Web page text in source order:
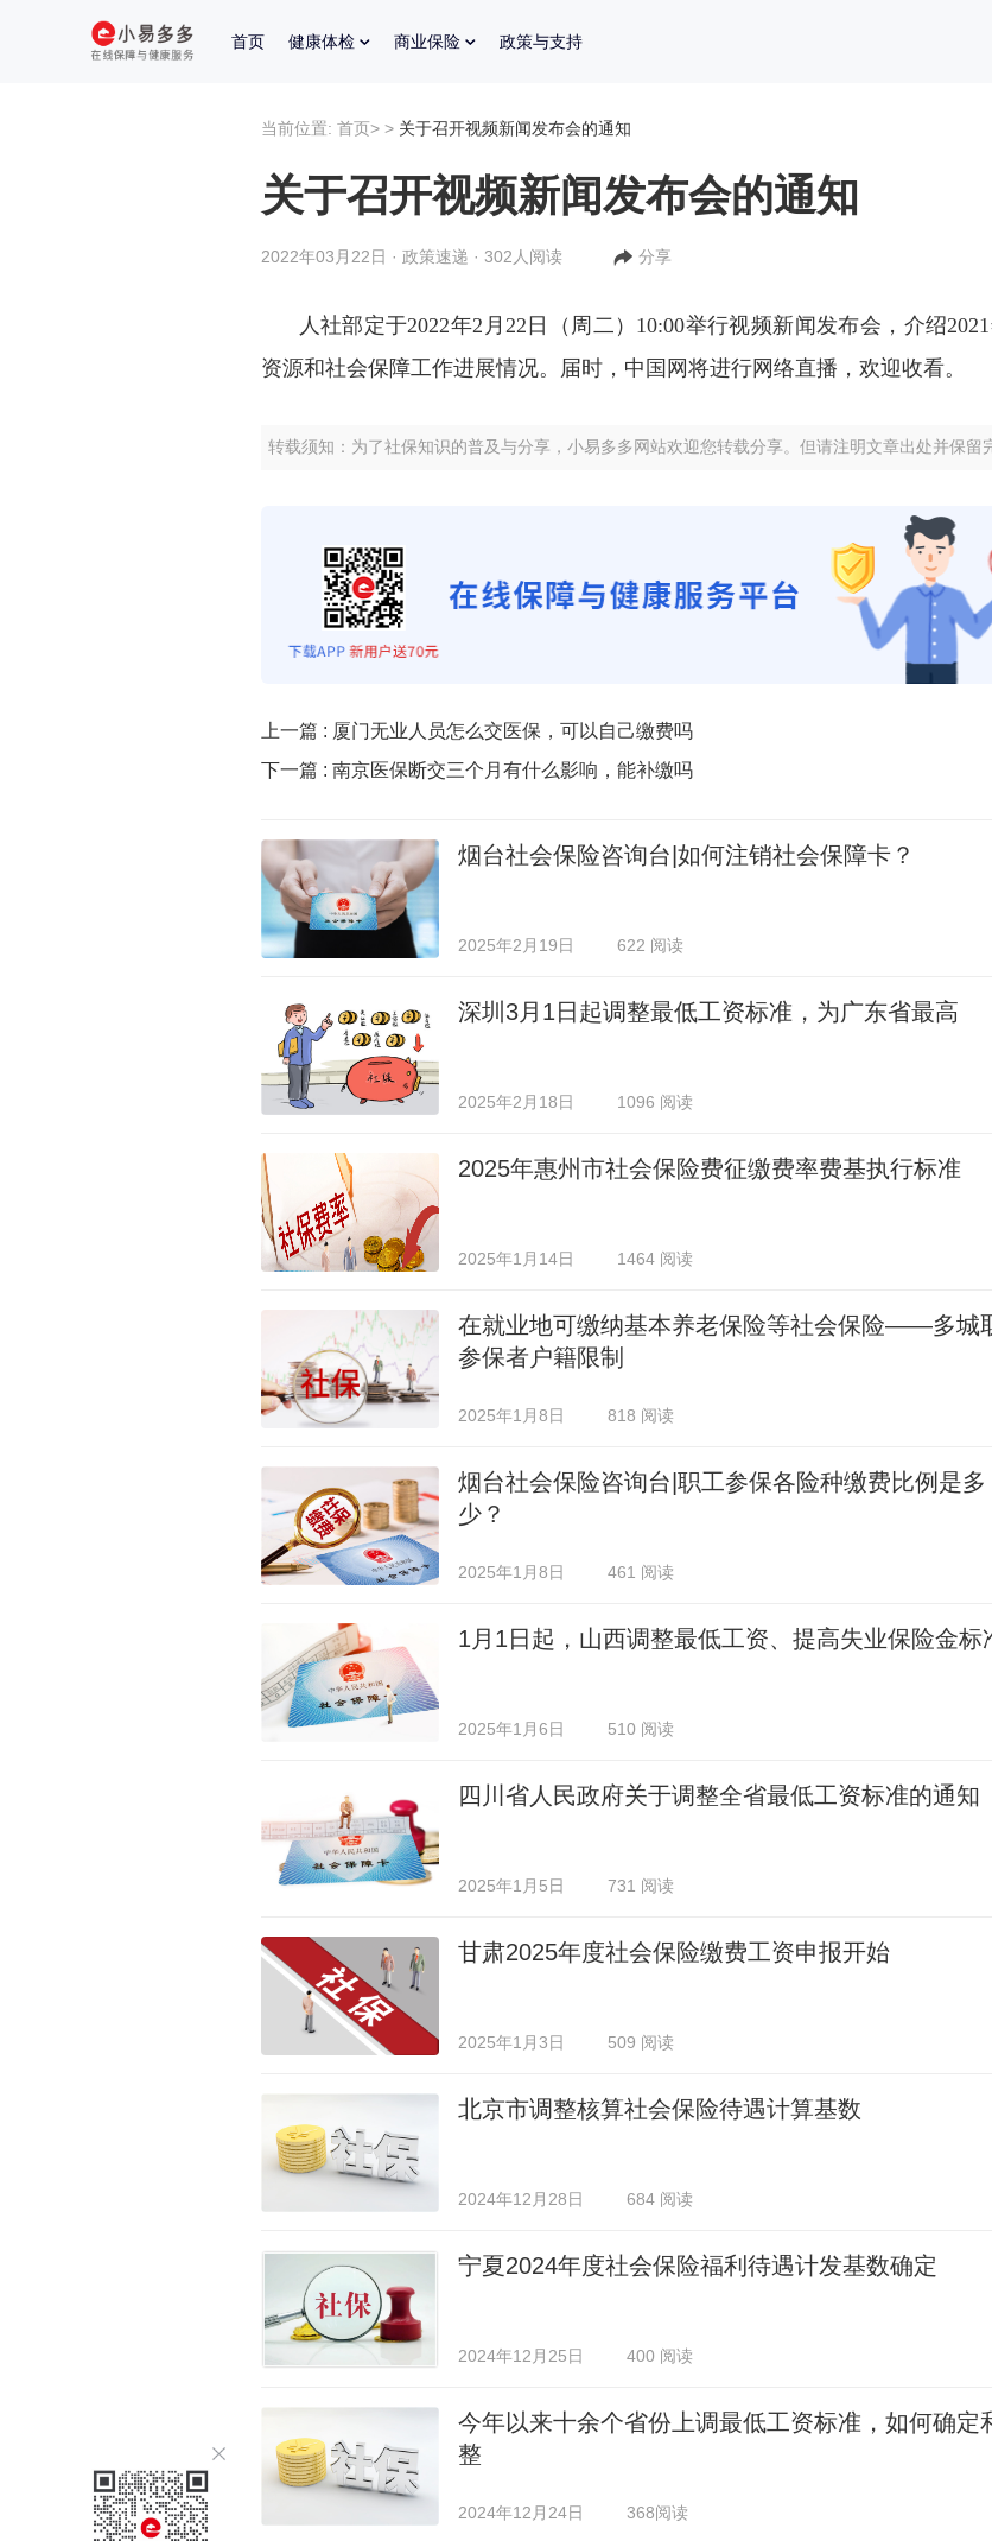
首页 健康体检 商业保险 政策与支持
当前位置: 首页> > 关于召开视频新闻发布会的通知
关于召开视频新闻发布会的通知
2022年03月22日 · 政策速递 · 302人阅读 分享
人社部定于2022年2月22日（周二）10:00举行视频新闻发布会，介绍
资源和社会保障工作进展情况。届时，中国网将进行网络直播，欢迎收看。
转载须知：为了社保知识的普及与分享，小易多多网站欢迎您转载分享。但请注明文章出处并保留
上一篇 : 厦门无业人员怎么交医保，可以自己缴费吗
下一篇 : 南京医保断交三个月有什么影响，能补缴吗
烟台社会保险咨询台|如何注销社会保障卡？
2025年2月19日 622 阅读
深圳3月1日起调整最低工资标准，为广东省最高
2025年2月18日 1096 阅读
2025年惠州市社会保险费征缴费率费基执行标准
2025年1月14日 1464 阅读
在就业地可缴纳基本养老保险等社会保险——多城
参保者户籍限制
2025年1月8日 818 阅读
烟台社会保险咨询台|职工参保各险种缴费比例是多
少？
2025年1月8日 461 阅读
1月1日起，山西调整最低工资、提高失业保险金标
2025年1月6日 510 阅读
四川省人民政府关于调整全省最低工资标准的通知
2025年1月5日 731 阅读
甘肃2025年度社会保险缴费工资申报开始
2025年1月3日 509 阅读
北京市调整核算社会保险待遇计算基数
2024年12月28日 684 阅读
宁夏2024年度社会保险福利待遇计发基数确定
2024年12月25日 400 阅读
今年以来十余个省份上调最低工资标准，如何确定
整
2024年12月24日 368阅读